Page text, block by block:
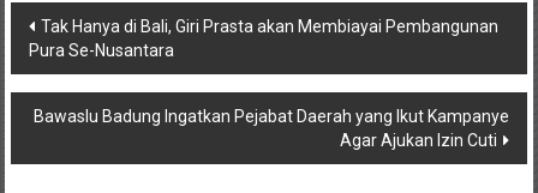
Navigasi
pos
Tak Hanya di Bali, Giri Prasta akan Membiayai Pembangunan
Pura Se-Nusantara
Bawaslu Badung Ingatkan Pejabat Daerah yang Ikut Kampanye
Agar Ajukan Izin Cuti